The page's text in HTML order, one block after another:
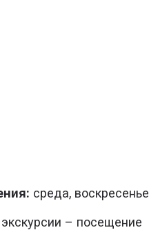
среда, воскресенье
– посещение